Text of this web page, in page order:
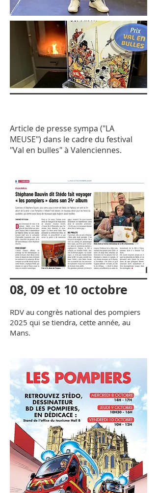
Article de presse sympa ("LA
MEUSE") dans le cadre du festival
"Val en bulles" à Valenciennes.
08, 09 et 10 octobre
RDV au congrès national des pompiers
2025 qui se tiendra, cette année, au
Mans.